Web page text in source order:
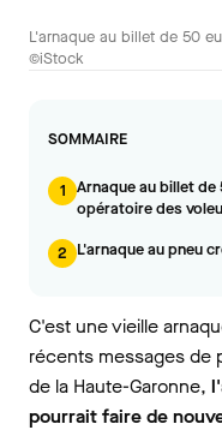
L'arnaque au billet de 50
©iStock
SOMMAIRE
1 Arnaque au billet
opératoire des
2 L'arnaque au pneu
C'est une vieille
récents messages de
de la Haute-Garonne,
pourrait faire de